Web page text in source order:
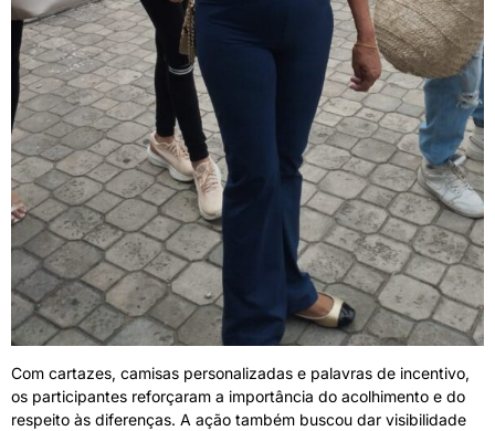
Com cartazes, camisas personalizadas e palavras de incentivo,
os participantes reforçaram a importância do acolhimento e do
respeito às diferenças. A ação também buscou dar visibilidade